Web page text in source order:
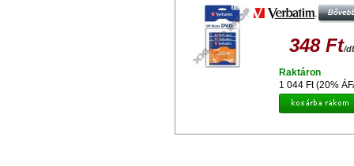
348 Ft/
1 044 Ft (20%
Raktáron